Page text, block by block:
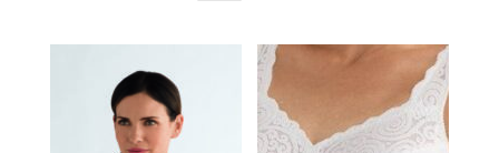
plusieurs
variations.
Les
options